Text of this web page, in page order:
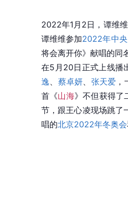
2022年1月2日，谭维
谭维维参加2022年中
将会离开你》献唱的同
在5月20日正式上线播
逸、 蔡卓妍、 张天爱
首《山海》不但获得了
节，跟王心凌现场跳了
唱的北京2022年冬奥会